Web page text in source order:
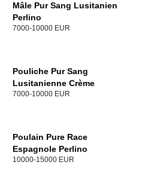
Mâle Pur Sang Lusitanien
Perlino
7000-10000 EUR
Pouliche Pur Sang
Lusitanienne Crème
7000-10000 EUR
Poulain Pure Race
Espagnole Perlino
10000-15000 EUR